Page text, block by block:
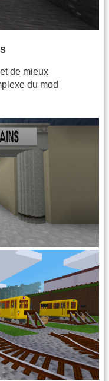
de mieux
du mod